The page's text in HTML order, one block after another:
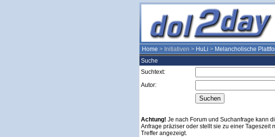
Home > Initiativen > HuLi > Melancholische
Suche
Suchtext:
Autor:
Achtung! Je nach Forum und Suchanfrage kann
Anfrage präziser oder stellt sie zu einer
Treffer angezeigt.